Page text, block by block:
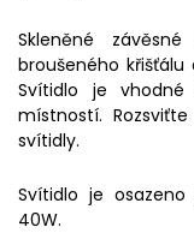
Skleněné
broušeného
Svítidlo je
místností.
svítidly.
Svítidlo je
40W.